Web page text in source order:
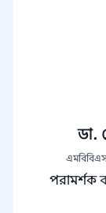
ডা.
পরামর্শক